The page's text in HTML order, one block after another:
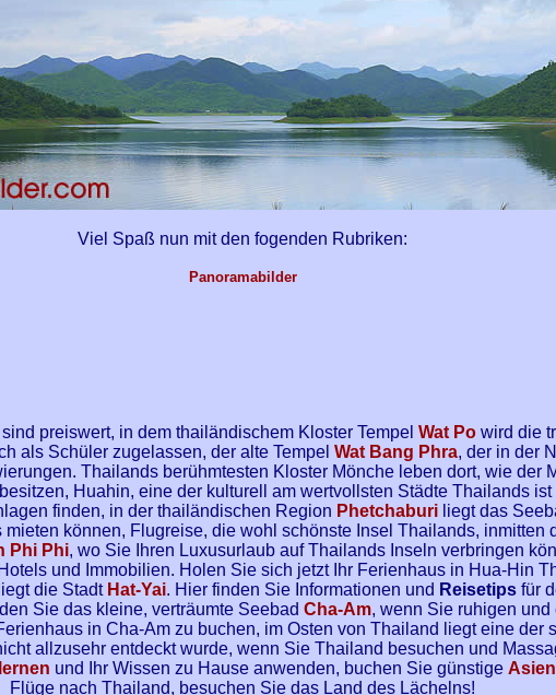
Viel Spaß nun mit den fogenden Rubriken:
Panoramabilder
preiswert, in dem thailändischem Kloster Tempel Wat Powird die
als Schüler zugelassen, der alte Tempel Wat Bang Phra, der in der
Thailands berühmtesten Kloster Mönche leben dort, wie der
Huahin, eine der kulturell am wertvollsten Städte Thailands ist
finden, in der thailändischen Region Phetchaburi liegt das
können, Flugreise, die wohl schönste Insel Thailands, inmitten
Phi Phi, wo Sie Ihren Luxusurlaub auf Thailands Inseln verbringen
und Immobilien. Holen Sie sich jetzt Ihr Ferienhaus in Hua-Hin
die Stadt Hat-Yai. Hier finden Sie Informationen und Reisetips für
Sie das kleine, verträumte Seebad Cha-Am, wenn Sie ruhigen
in Cha-Am zu buchen, im Osten von Thailand liegt eine der
allzusehr entdeckt wurde, wenn Sie Thailand besuchen und
und Ihr Wissen zu Hause anwenden, buchen Sie günstige
Flüge nach Thailand, besuchen Sie das Land des Lächelns!